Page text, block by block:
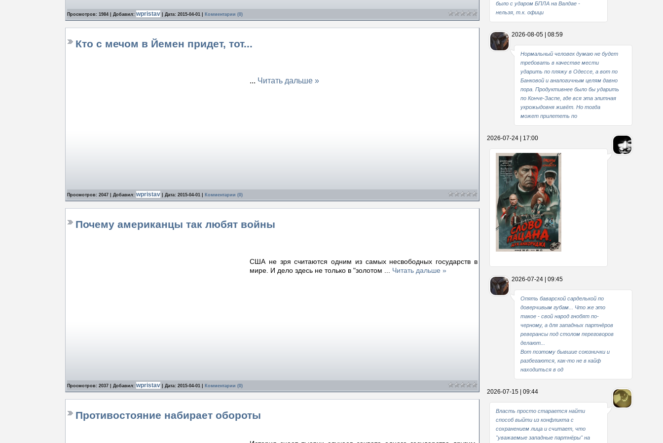
Просмотров: 1984 | Добавил: wpristav | Дата: 2015-04-01 Комментарии (0)
Кто с мечом в Йемен придет, тот...
... Читать дальше »
Просмотров: 2047 | Добавил: wpristav | Дата: 2015-04-01 Комментарии (0)
Почему американцы так любят войны
США не зря считаются одним из самых несвободных государств в
мире. И дело здесь не только в "золотом
Читать дальше »
Просмотров: 2037 | Добавил: wpristav | Дата: 2015-04-01 Комментарии (0)
Противостояние набирает обороты
было с ударом БПЛА на Валдае -
нельзя, т.к. офици
2026-08-05 | 08:59
Нормальный человек думаю не будет
требовать в качестве мести
ударить по пляжу в Одессе, а вот по
Банковой и аналогичным целям давно
пора. Продуктивнее было бы ударить
по Конче-Заспе, где вся эта элитная
укрожыдовня живёт. Но тогда
может прилететь по
2026-07-24 | 17:00
В свое время
2026-07-24 | 09:45
Опять баварской сарделькой по
доверчивым губам... Что же это
такое - свой народ гнобят по-
черному, а для западных партнёров
реверансы под столом переговоров
делают...
Вот поэтому бывшие союзнички и
разбегаются, как-то не в кайф
находиться в од
2026-07-15 | 09:44
Власть просто старается найти
способ выйти из конфликта с
сохранением лица и считает, что
"уважаемые западные партнёры" на